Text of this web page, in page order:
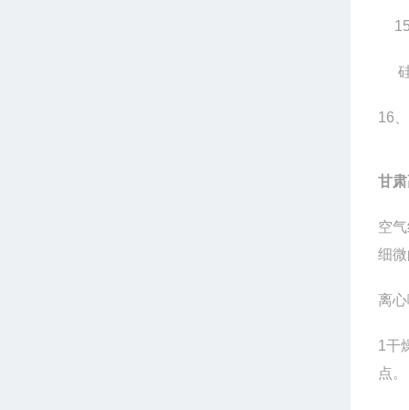
16
甘
空
细
离
1 干
点。